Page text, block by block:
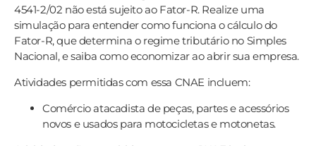
4541-2/02 não está sujeito ao Fator-R. Realize uma
simulação para entender como funciona o cálculo do
Fator-R, que determina o regime tributário no Simples
Nacional, e saiba como economizar ao abrir sua empresa.
Atividades permitidas com essa CNAE incluem:
Comércio atacadista de peças, partes e acessórios
novos e usados para motocicletas e motonetas.